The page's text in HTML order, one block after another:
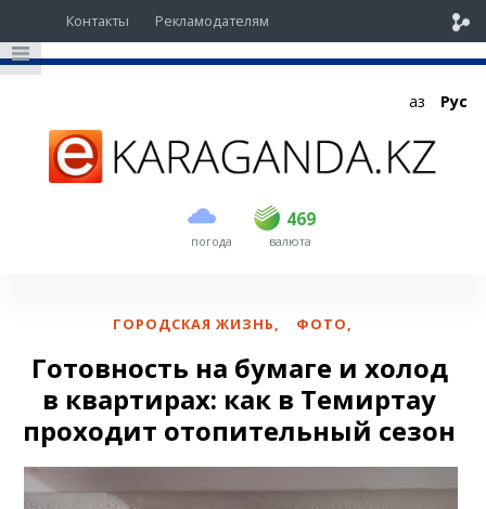
Контакты Рекламодателям
Қаз Рус
погода
469
USD 468 469
EUR валюта
ГОРОДСКАЯ ЖИЗНЬ, ФОТО,
Готовность на бумаге и холод
в квартирах: как в Темиртау
проходит отопительный сезон